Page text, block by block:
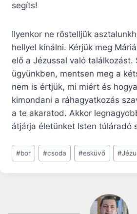
segíts!
Ilyenkor ne röstelljük
hellyel kínálni. Kérjük meg
elő a Jézussal való találkozást.
ügyünkben, mentsen meg a
nem is értjük, mi miért és
kimondani a ráhagyatkozás
a te akaratod. Akkor
átjárja életünket Isten túláradó
Post
Tags:
#bor #csoda #esküvő #